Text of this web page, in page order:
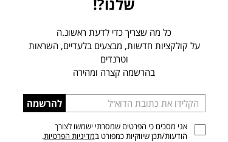
כל מה שצריך כדי לדעת ראשונ.ה
על קולקציות חדשות, מבצעים בלעדיים, השראות
וטרנדים
בהרשמה קצרה ומהירה
הכניסו
כתובת
דוא”ל
להרשמה
אני מסכים כי הפרטים שמסרתי ישמשו לצורך
הודעות/תכן שיווקיות כמפורט במדיניות הפרטיות.